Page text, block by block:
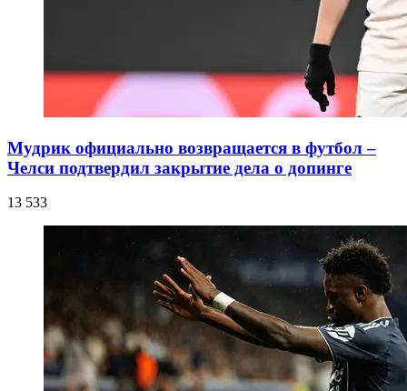
Мудрик официально возвращается в футбол –
Челси подтвердил закрытие дела о допинге
13 533